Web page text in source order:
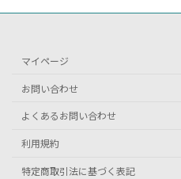
マイページ
お問い合わせ
よくあるお問い合わせ
利用規約
特定商取引法に基づく表記